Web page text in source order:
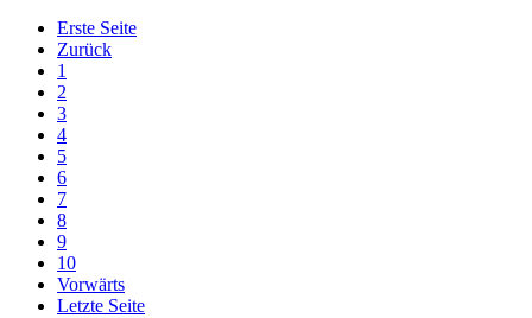
Erste Seite
Zurück
1
2
3
4
5
6
7
8
9
10
Vorwärts
Letzte Seite